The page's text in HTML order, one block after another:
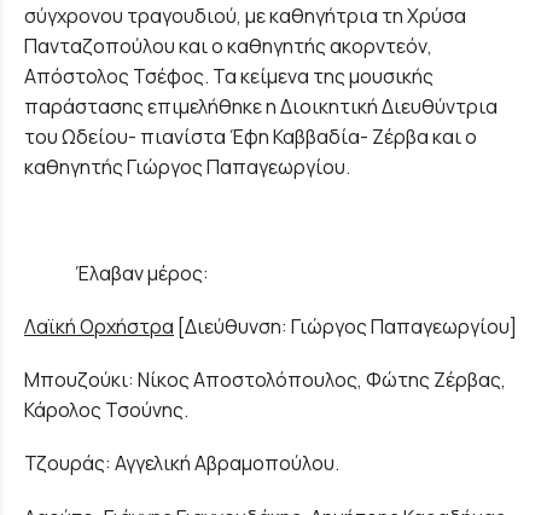
σύγχρονου τραγουδιού, με καθηγήτρια τη Χρύσα
Πανταζοπούλου και ο καθηγητής ακορντεόν,
Απόστολος Τσέφος. Τα κείμενα της μουσικής
παράστασης επιμελήθηκε η Διοικητική Διευθύντρια
του Ωδείου- πιανίστα Έφη Καββαδία- Ζέρβα και ο
καθηγητής Γιώργος Παπαγεωργίου.
Έλαβαν μέρος:
Λαϊκή Ορχήστρα [Διεύθυνση: Γιώργος Παπαγεωργίου]
Μπουζούκι: Νίκος Αποστολόπουλος, Φώτης Ζέρβας,
Κάρολος Τσούνης.
Τζουράς: Αγγελική Αβραμοπούλου.